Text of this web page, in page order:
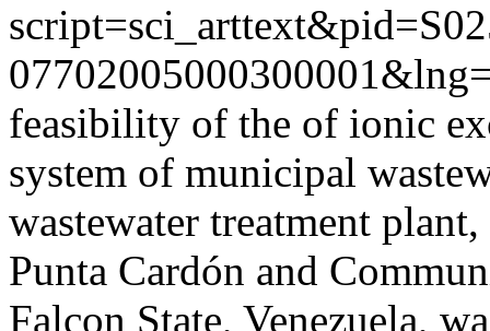
feasibility of the of ionic
system of municipal
wastewater treatment
Punta Cardón and
Falcon State, Venezuela,